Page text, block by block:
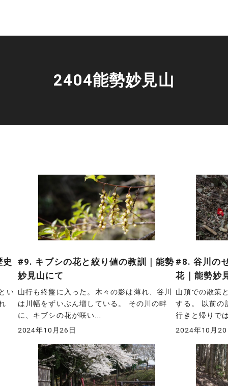
2404能勢妙見山
い
#9. キブシの花と絞り値の教訓｜能勢
妙見山にて
山行も終盤に入った。木々の影は薄れ、谷川
は川幅をずいぶん増している。 その川の畔
に、キブシの花が咲い...
2024年10月26日
#8. 谷川の
花｜能勢妙
山頂での散策
する。 以前の
行きと帰りで
2024年10月20